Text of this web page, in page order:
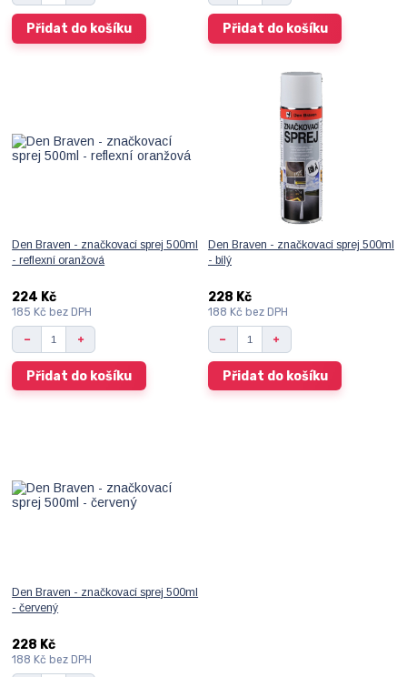
Přidat do košíku Přidat do košíku
Den Braven - značkovací sprej 500ml
- reflexní oranžová
224 Kč
185 Kč bez DPH
Přidat do košíku
Den Braven - značkovací sprej 500ml
- bílý
228 Kč
188 Kč bez DPH
Přidat do košíku
Den Braven - značkovací sprej 500ml
- červený
228 Kč
188 Kč bez DPH